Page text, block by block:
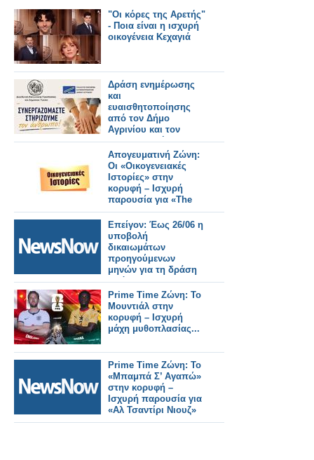
"Οι κόρες της Αρετής"
- Ποια είναι η ισχυρή
οικογένεια Κεχαγιά
Δράση ενημέρωσης
και
ευαισθητοποίησης
από τον Δήμο
Αγρινίου και τον
ΣΕΕΔΑ με μήνυμα
«Συνεργαζόμαστε –
Στηρίζουμε τον
άνθρωπο»
Απογευματινή Ζώνη:
Οι «Οικογενειακές
Ιστορίες» στην
κορυφή – Ισχυρή
παρουσία για «The
Chase» και «Live
News»
Επείγον: Έως 26/06 η
υποβολή
δικαιωμάτων
προηγούμενων
μηνών για τη δράση
πρόληψης του
καρκίνου του παχέος
εντέρου
Prime Time Ζώνη: Το
Μουντιάλ στην
κορυφή – Ισχυρή
μάχη μυθοπλασίας...
Prime Time Ζώνη: Το
«Μπαμπά Σ’ Αγαπώ»
στην κορυφή –
Ισχυρή παρουσία για
«Αλ Τσαντίρι Νιουζ»